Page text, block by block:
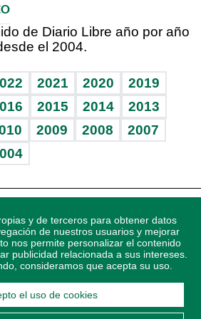
de Diario Libre año por año
el 2004.
2021 2020
2019
2015 2014
2013
2009 2008
2007
sistema Huawei.
todos los derechos reservados.
y de terceros para obtener datos
de nuestros usuarios y mejorar
nos permite personalizar el contenido
publicidad relacionada a sus intereses.
consideramos que acepta su uso.
el uso de cookies